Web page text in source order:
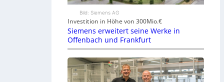
Bild: Siemens AG
Investition in Höhe von 300Mio.€
Siemens erweitert seine Werke in
Offenbach und Frankfurt